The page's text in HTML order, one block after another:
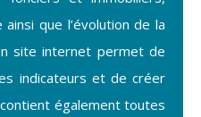
que l’évolution de la
site internet permet de
indicateurs et de créer
également toutes